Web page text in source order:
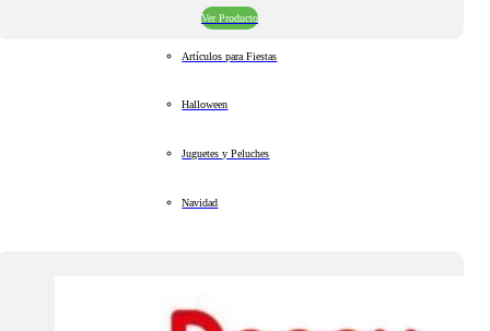
Ver Producto
Artículos para Fiestas
Halloween
Juguetes y Peluches
Navidad